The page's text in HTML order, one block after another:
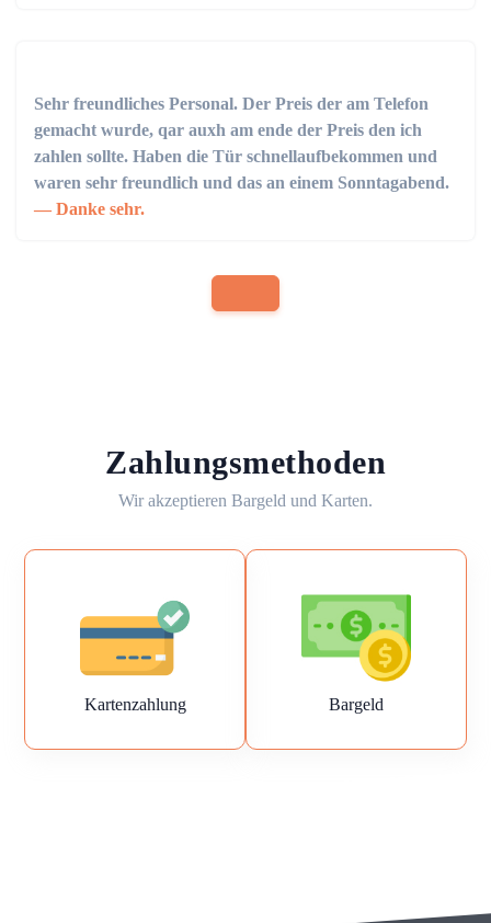
Sehr freundliches Personal. Der Preis der am Telefon
gemacht wurde, qar auxh am ende der Preis den ich
zahlen sollte. Haben die Tür schnellaufbekommen und
waren sehr freundlich und das an einem Sonntagabend.
Danke sehr.
Zahlungsmethoden
Wir akzeptieren Bargeld und Karten.
Kartenzahlung Bargeld